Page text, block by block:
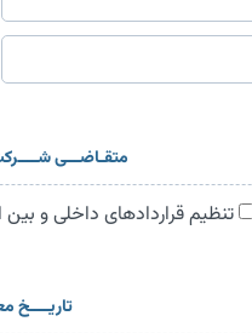
متقـاضـــی
تنظیم قراردادهای داخلی و بین
تاریــــخ